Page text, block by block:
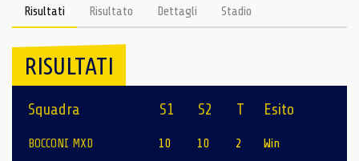
Risultati Risultato Dettagli Stadio
RISULTATI
Squadra S1 S2 T Esito
BOCCONI MXD 10 10 2
Win